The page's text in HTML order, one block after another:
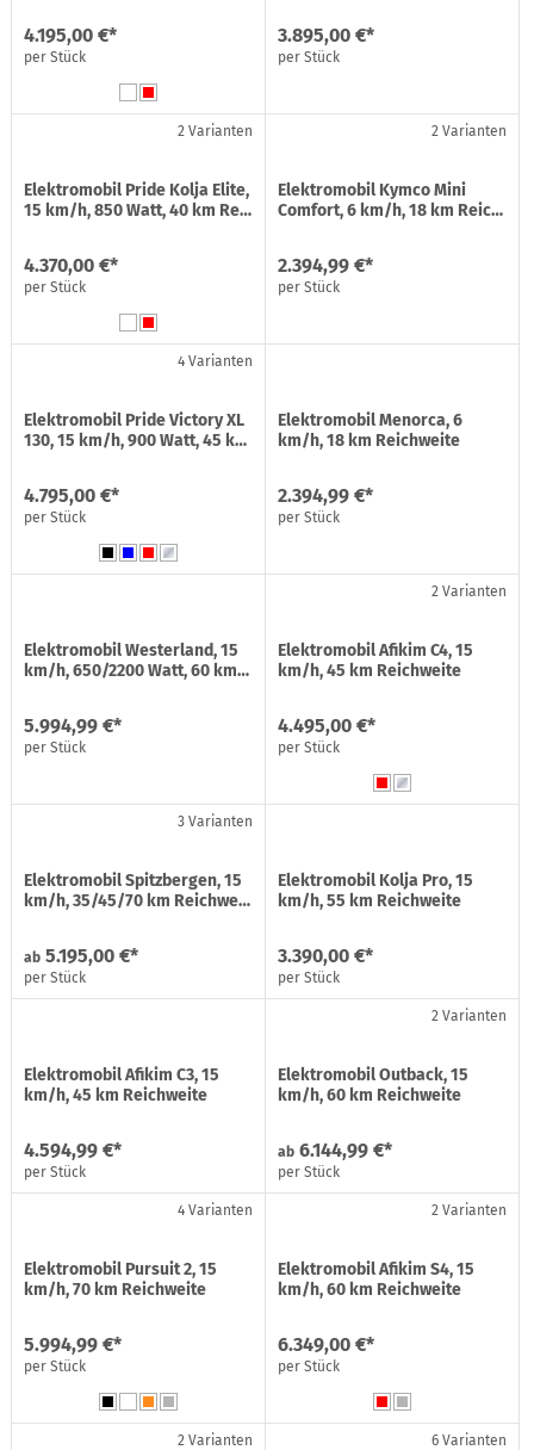
4.195,00 €*
per Stück
3.895,00 €*
per Stück
2 Varianten
Elektromobil Pride Kolja Elite,
15 km/h, 850 Watt, 40 km Re…
4.370,00 €*
per Stück
2 Varianten
Elektromobil Kymco Mini
Comfort, 6 km/h, 18 km Reic…
2.394,99 €*
per Stück
4 Varianten
Elektromobil Pride Victory XL
130, 15 km/h, 900 Watt, 45 k…
4.795,00 €*
per Stück
Elektromobil Menorca, 6
km/h, 18 km Reichweite
2.394,99 €*
per Stück
Elektromobil Westerland, 15
km/h, 650/2200 Watt, 60 km…
5.994,99 €*
per Stück
2 Varianten
Elektromobil Afikim C4, 15
km/h, 45 km Reichweite
4.495,00 €*
per Stück
3 Varianten
Elektromobil Spitzbergen, 15
km/h, 35/45/70 km Reichwe…
ab 5.195,00 €*
per Stück
Elektromobil Kolja Pro, 15
km/h, 55 km Reichweite
3.390,00 €*
per Stück
Elektromobil Afikim C3, 15
km/h, 45 km Reichweite
4.594,99 €*
per Stück
2 Varianten
Elektromobil Outback, 15
km/h, 60 km Reichweite
ab 6.144,99 €*
per Stück
4 Varianten
Elektromobil Pursuit 2, 15
km/h, 70 km Reichweite
5.994,99 €*
per Stück
2 Varianten
Elektromobil Afikim S4, 15
km/h, 60 km Reichweite
6.349,00 €*
per Stück
2 Varianten 6 Varianten